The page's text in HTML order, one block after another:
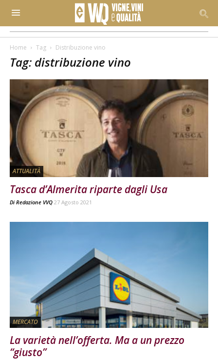
Home Tag Distribuzione vino
Tag: distribuzione vino
ATTUALITÀ
Tasca d’Almerita riparte dagli Usa
Di Redazione VVQ 27 Agosto 2021
MERCATO
La varietà nell’offerta. Ma a un prezzo
“giusto”